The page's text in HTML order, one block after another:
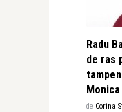
Radu
de ras
de Corina